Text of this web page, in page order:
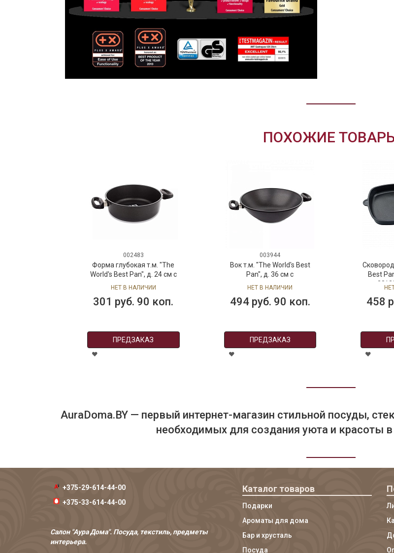
ПОХОЖИЕ
002483
Форма глубокая т.м. "The
World's Best Pan", д. 24 см с
антипригарным покрытием
НЕТ В НАЛИЧИИ
301 руб. 90 коп.
ПРЕДЗАКАЗ
003944
Вок т.м. "The World's Best
Pan", д. 36 см с
антипригарным покрытием
НЕТ В НАЛИЧИИ
494 руб. 90 коп.
ПРЕДЗАКАЗ
Best
458
AuraDoma.BY — первый интернет-магазин стильной посуды,
необходимых для создания уюта и красоты
+375-29-614-44-00
+375-33-614-44-00
Салон "Аура Дома". Посуда, текстиль, предметы
интерьера.
Каталог товаров
Подарки
Ароматы для дома
Бар и хрусталь
Посуда